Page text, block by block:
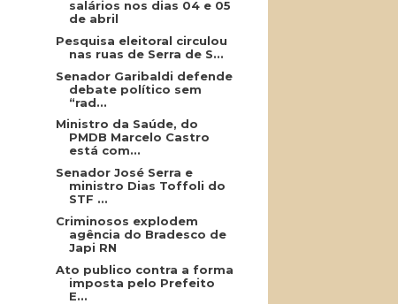
salários nos dias 04 e 05
de abril
Pesquisa eleitoral circulou
nas ruas de Serra de S...
Senador Garibaldi defende
debate político sem
“rad...
Ministro da Saúde, do
PMDB Marcelo Castro
está com...
Senador José Serra e
ministro Dias Toffoli do
STF ...
Criminosos explodem
agência do Bradesco de
Japi RN
Ato publico contra a forma
imposta pelo Prefeito
E...